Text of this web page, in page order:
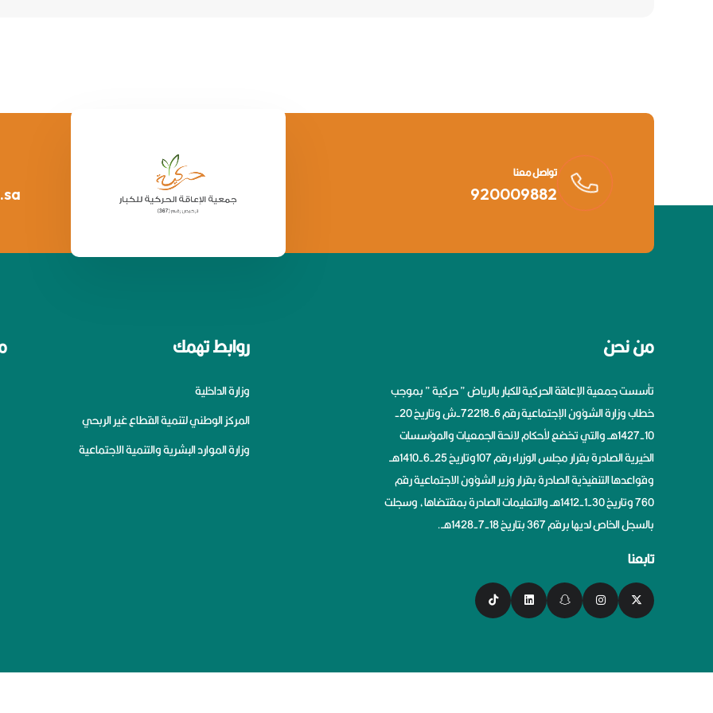
تواصل معنا
920009882
من نحن
تأسست جمعية الإعاقة الحركية للكبار بالرياض ” حركية ” بموجب
خطاب وزارة الشؤون الإجتماعية رقم 6-72218-ش وتاريخ 20-
10-1427هــ والتي تخضع لأحكام لائحة الجمعيات والمؤسسات
الخيرية الصادرة بقرار مجلس الوزراء رقم 107وتاريخ 25-6-1410هــ
وقواعدها التنفيذية الصادرة بقرار وزير الشؤون الاجتماعية رقم
760 وتاريخ 30-1-1412هــ والتعليمات الصادرة بمقتضاها، وسجلت
بالسجل الخاص لديها برقم 367 بتاريخ 18-7-1428هــ.
تابعنا
روابط تهمك
وزارة الداخلية
المركز الوطني لتنمية القطاع غير الربحي
وزارة الموارد البشرية والتنمية الاجتماعية